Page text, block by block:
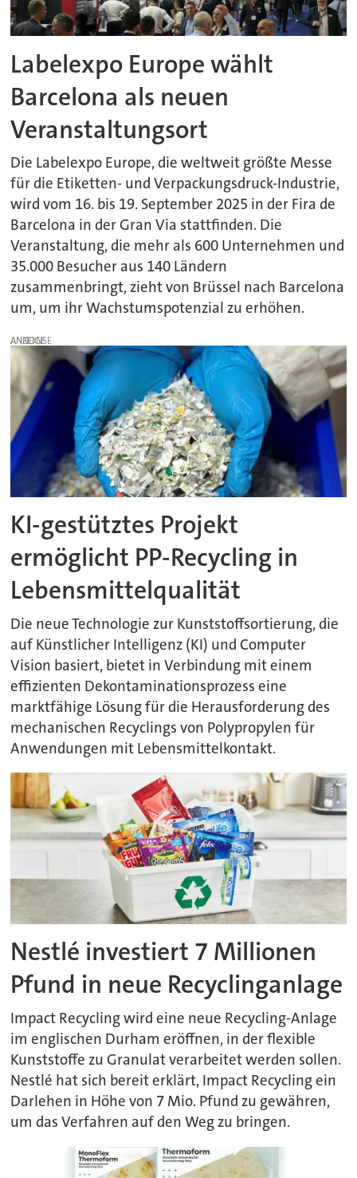
Labelexpo Europe wählt
Barcelona als neuen
Veranstaltungsort
Die Labelexpo Europe, die weltweit größte Messe
für die Etiketten- und Verpackungsdruck-Industrie,
wird vom 16. bis 19. September 2025 in der Fira de
Barcelona in der Gran Via stattfinden. Die
Veranstaltung, die mehr als 600 Unternehmen und
35.000 Besucher aus 140 Ländern
zusammenbringt, zieht von Brüssel nach Barcelona
um, um ihr Wachstumspotenzial zu erhöhen.
ANZEIGE
KI-gestütztes Projekt
ermöglicht PP-Recycling in
Lebensmittelqualität
Die neue Technologie zur Kunststoffsortierung, die
auf Künstlicher Intelligenz (KI) und Computer
Vision basiert, bietet in Verbindung mit einem
effizienten Dekontaminationsprozess eine
marktfähige Lösung für die Herausforderung des
mechanischen Recyclings von Polypropylen für
Anwendungen mit Lebensmittelkontakt.
Nestlé investiert 7 Millionen
Pfund in neue Recyclinganlage
Impact Recycling wird eine neue Recycling-Anlage
im englischen Durham eröffnen, in der flexible
Kunststoffe zu Granulat verarbeitet werden sollen.
Nestlé hat sich bereit erklärt, Impact Recycling ein
Darlehen in Höhe von 7 Mio. Pfund zu gewähren,
um das Verfahren auf den Weg zu bringen.